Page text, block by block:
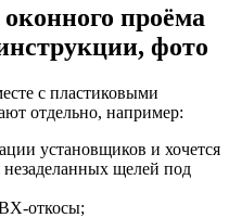
проёма
фото
с пластиковыми
отдельно, например:
установщиков и хочется
незаделанных щелей под
откосы;